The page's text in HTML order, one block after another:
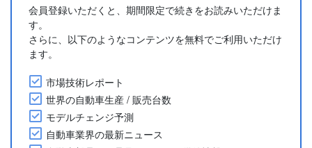
会員登録いただくと、期間限定で続きをお読みいただけま
す。
さらに、以下のようなコンテンツを無料でご利用いただけ
ます。
市場技術レポート
世界の自動車生産 / 販売台数
モデルチェンジ予測
自動車業界の最新ニュース